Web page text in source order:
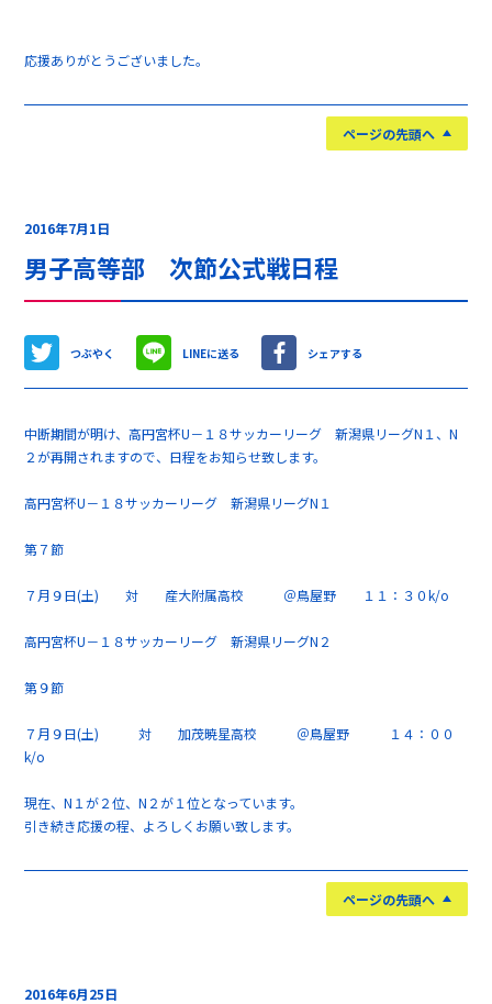
応援ありがとうございました。
ページの先頭へ
2016年7月1日
男子高等部 次節公式戦日程
つぶやく LINEに送る シェアする
中断期間が明け、高円宮杯U－１８サッカーリーグ 新潟県リーグN１、N
２が再開されますので、日程をお知らせ致します。
高円宮杯U－１８サッカーリーグ 新潟県リーグN１
第７節
７月９日(土) 対 産大附属高校 ＠鳥屋野 １１：３０k/o
高円宮杯U－１８サッカーリーグ 新潟県リーグN２
第９節
７月９日(土) 対 加茂暁星高校 ＠鳥屋野 １４：００
k/o
現在、N１が２位、N２が１位となっています。
引き続き応援の程、よろしくお願い致します。
ページの先頭へ
2016年6月25日